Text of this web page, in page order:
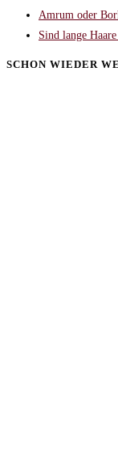
Amrum oder
Sind lange
SCHON WIEDER